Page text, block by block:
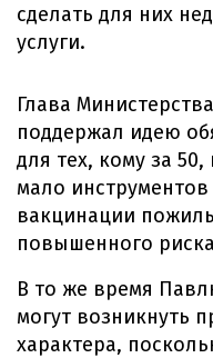
сделать для них
услуги.
Глава
поддержал идею
для тех, кому за
мало
вакцинации
повышенного
В то же время
могут возникнуть
характера,